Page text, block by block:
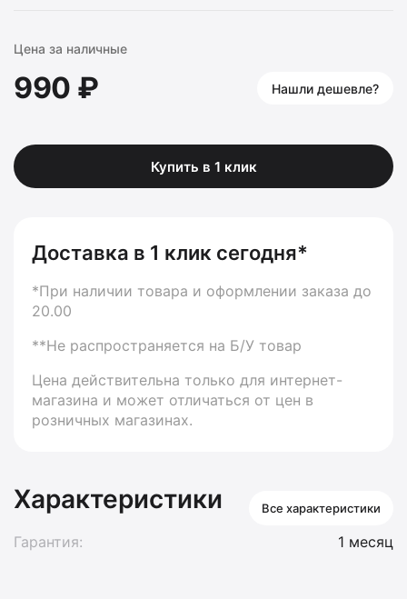
Цена за наличные
990 ₽ Нашли дешевле?
Купить в 1 клик
Доставка в 1 клик сегодня*
*При наличии товара и оформлении заказа до
20.00
**Не распространяется на Б/У товар
Цена действительна только для интернет-
магазина и может отличаться от цен в
розничных магазинах.
Характеристики Все характеристики
Гарантия: 1 месяц